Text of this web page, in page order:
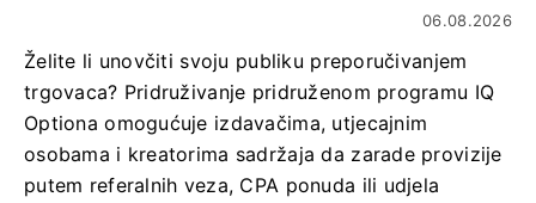
06.08.2026
Želite li unovčiti svoju publiku preporučivanjem
trgovaca? Pridruživanje pridruženom programu IQ
Optiona omogućuje izdavačima, utjecajnim
osobama i kreatorima sadržaja da zarade provizije
putem referalnih veza, CPA ponuda ili udjela